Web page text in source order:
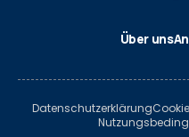
Über uns
Datenschutzerklärung